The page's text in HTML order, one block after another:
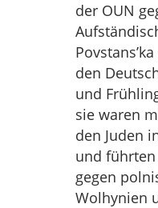
der OUN
den
und
sie waren
den Juden
und führten
gegen
Wolhynien